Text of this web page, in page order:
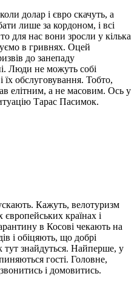
долар і євро скачуть, а
лише за кордоном, і всі
для нас вони зросли у кілька
в гривнях. Оцей
до занепаду
Люди не можуть собі
їх обслуговування. Тобто,
елітним, а не масовим. Ось у
Тарас Пасимок.
Кажуть, велотуризм
європейських країнах і
в Косові чекають на
і обіцяють, що добрі
тут знайдуться. Найперше, у
гості. Головне,
і домовитись.